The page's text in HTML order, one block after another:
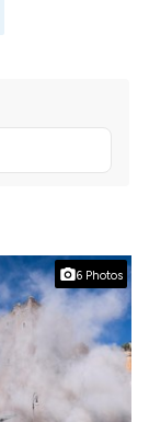
6 Photos